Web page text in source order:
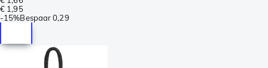
€ 1,95
-15%Bespaar 0,29